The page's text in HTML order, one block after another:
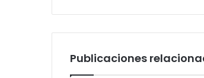
Publicaciones